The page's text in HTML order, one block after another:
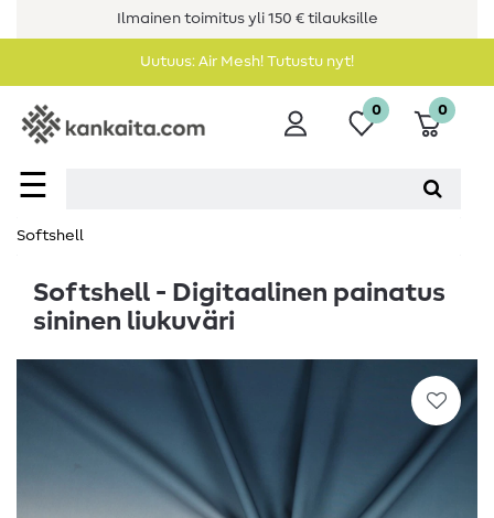
Ilmainen toimitus yli 150 € tilauksille
Uutuus: Air Mesh! Tutustu nyt!
☰
0 0
Softshell
Softshell - Digitaalinen painatus
sininen liukuväri